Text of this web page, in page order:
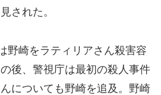
された。
野崎をラティリアさん殺害容
後、警視庁は最初の殺人事件
についても野崎を追及。野崎